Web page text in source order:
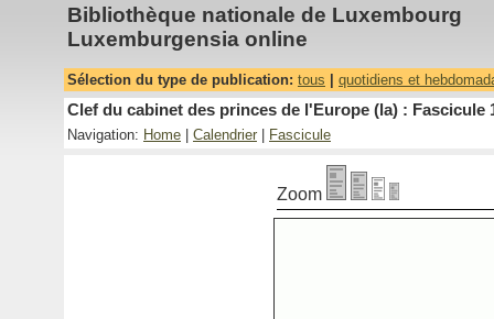
Bibliothèque nationale de Luxembourg
Luxemburgensia online
Sélection du type de publication: tous quotidiens et
Clef du cabinet des princes de l'Europe (la) : Fascicule
Navigation: Home Calendrier Fascicule
Zoom